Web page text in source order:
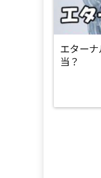
エター
当？